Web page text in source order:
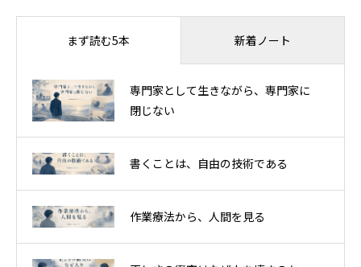
まず読む5本 新着ノート
専門家として生きながら、専門家に
閉じない
書くことは、自由の技術である
作業療法から、人間を見る